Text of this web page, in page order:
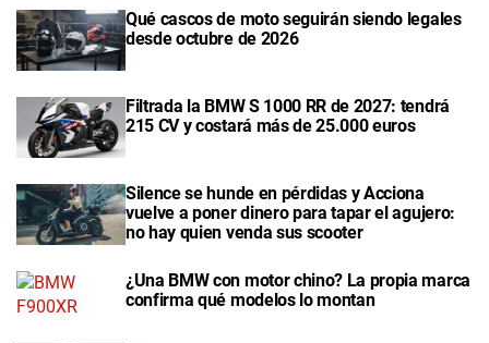
Qué cascos de moto seguirán siendo legales
desde octubre de 2026
Filtrada la BMW S 1000 RR de 2027: tendrá
215 CV y costará más de 25.000 euros
Silence se hunde en pérdidas y Acciona
vuelve a poner dinero para tapar el agujero:
no hay quien venda sus scooter
¿Una BMW con motor chino? La propia marca
confirma qué modelos lo montan